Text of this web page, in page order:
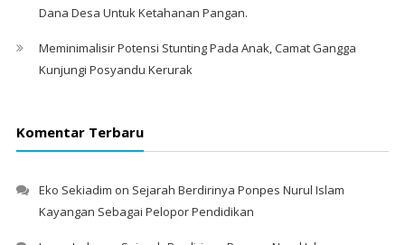
Dana Desa Untuk Ketahanan Pangan.
Meminimalisir Potensi Stunting Pada Anak, Camat Gangga
Kunjungi Posyandu Kerurak
Komentar Terbaru
Eko Sekiadim on Sejarah Berdirinya Ponpes Nurul Islam
Kayangan Sebagai Pelopor Pendidikan